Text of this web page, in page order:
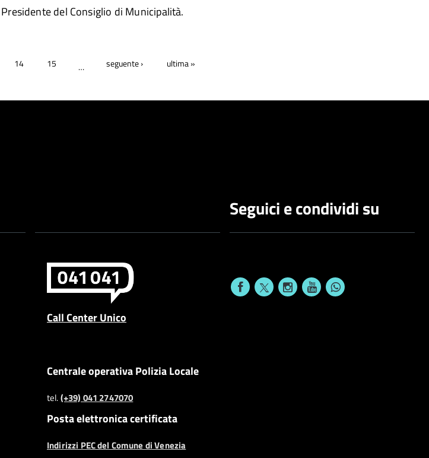
del Consiglio di Municipalità.
14 15 … seguente › ultima »
Call Center Unico
Centrale operativa Polizia Locale
tel.(+39) 041 2747070
Posta elettronica certificata
Indirizzi PEC del Comune di Venezia
Seguici e condividi su